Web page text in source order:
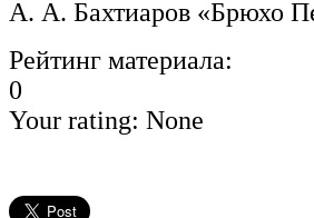
А. А. Бахтиаров «Брюхо
Рейтинг материала:
0
Your rating: None